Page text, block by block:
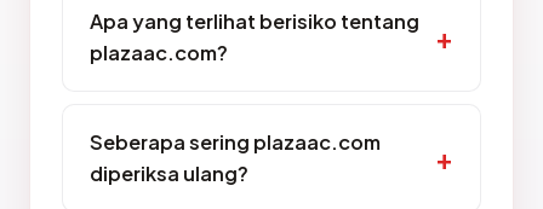
Apa yang terlihat berisiko tentang
plazaac.com?
Seberapa sering plazaac.com
diperiksa ulang?